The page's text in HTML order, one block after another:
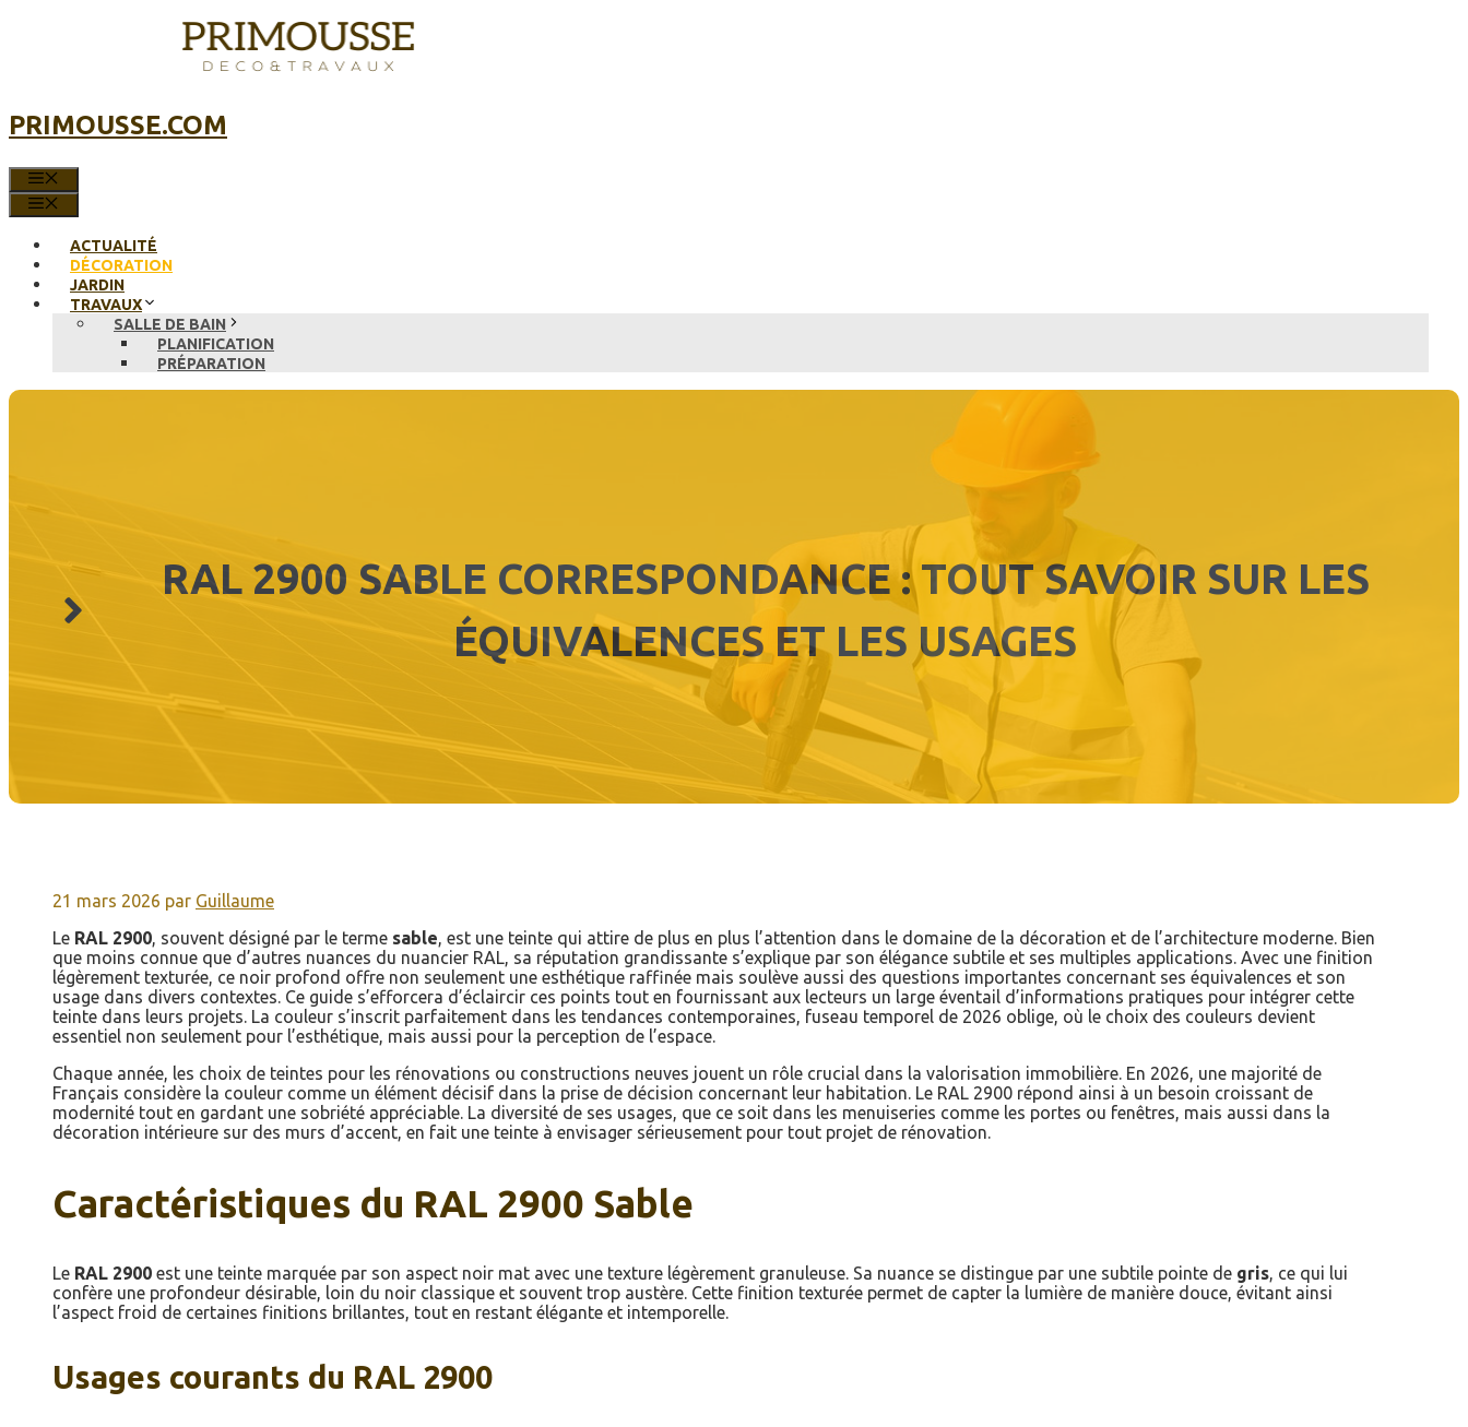
PRIMOUSSE.COM
ACTUALITÉ
DÉCORATION
JARDIN
TRAVAUX
SALLE DE BAIN
PLANIFICATION
PRÉPARATION
RAL 2900 SABLE CORRESPONDANCE : TOUT SAVOIR SUR LES
ÉQUIVALENCES ET LES USAGES
21 mars 2026 par Guillaume
Le RAL 2900, souvent désigné par le terme sable, est une teinte qui attire de plus en plus l’attention dans le domaine de la décoration et de l’architecture moderne. Bien
que moins connue que d’autres nuances du nuancier RAL, sa réputation grandissante s’explique par son élégance subtile et ses multiples applications. Avec une finition
légèrement texturée, ce noir profond offre non seulement une esthétique raffinée mais soulève aussi des questions importantes concernant ses équivalences et son
usage dans divers contextes. Ce guide s’efforcera d’éclaircir ces points tout en fournissant aux lecteurs un large éventail d’informations pratiques pour intégrer cette
teinte dans leurs projets. La couleur s’inscrit parfaitement dans les tendances contemporaines, fuseau temporel de 2026 oblige, où le choix des couleurs devient
essentiel non seulement pour l’esthétique, mais aussi pour la perception de l’espace.
Chaque année, les choix de teintes pour les rénovations ou constructions neuves jouent un rôle crucial dans la valorisation immobilière. En 2026, une majorité de
Français considère la couleur comme un élément décisif dans la prise de décision concernant leur habitation. Le RAL 2900 répond ainsi à un besoin croissant de
modernité tout en gardant une sobriété appréciable. La diversité de ses usages, que ce soit dans les menuiseries comme les portes ou fenêtres, mais aussi dans la
décoration intérieure sur des murs d’accent, en fait une teinte à envisager sérieusement pour tout projet de rénovation.
Caractéristiques du RAL 2900 Sable
Le RAL 2900 est une teinte marquée par son aspect noir mat avec une texture légèrement granuleuse. Sa nuance se distingue par une subtile pointe de gris , ce qui lui
confère une profondeur désirable, loin du noir classique et souvent trop austère. Cette finition texturée permet de capter la lumière de manière douce, évitant ainsi
l’aspect froid de certaines finitions brillantes, tout en restant élégante et intemporelle.
Usages courants du RAL 2900